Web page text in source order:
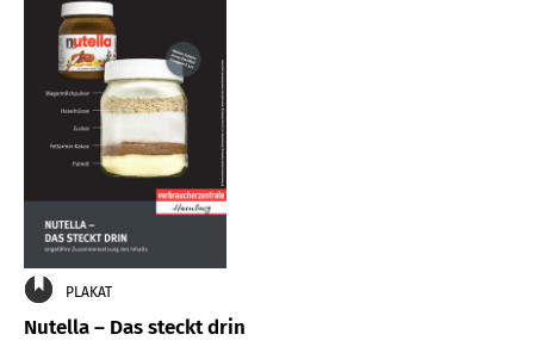
PLAKAT
Nutella – Das steckt drin